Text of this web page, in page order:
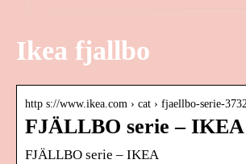
Ikea fjallbo
http s://www.ikea.com › cat › fjaellbo-serie-
FJÄLLBO serie – IKEA
FJÄLLBO serie – IKEA